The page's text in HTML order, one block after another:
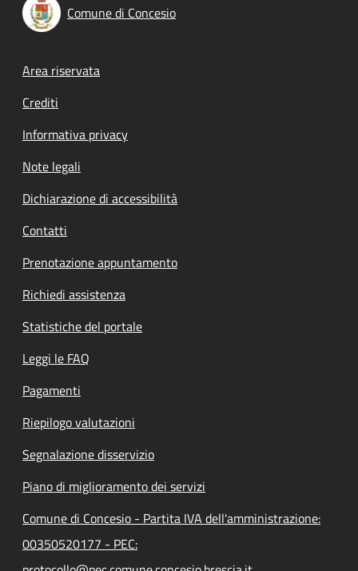
Comune di Concesio
Footer menu
Area riservata
Crediti
Informativa privacy
Note legali
Dichiarazione di accessibilità
Contatti
Prenotazione appuntamento
Richiedi assistenza
Statistiche del portale
Leggi le FAQ
Pagamenti
Riepilogo valutazioni
Segnalazione disservizio
Piano di miglioramento dei servizi
Comune di Concesio - Partita IVA dell'amministrazione:
00350520177 - PEC: